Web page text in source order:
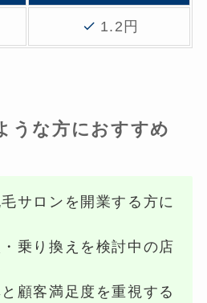
1.2円
うな方におすすめ
毛サロンを開業する方に
・乗り換えを検討中の店
と顧客満足度を重視する